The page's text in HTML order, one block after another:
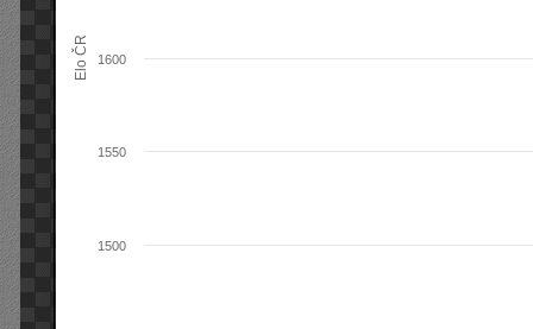
Elo ČR
1500
1550
1600